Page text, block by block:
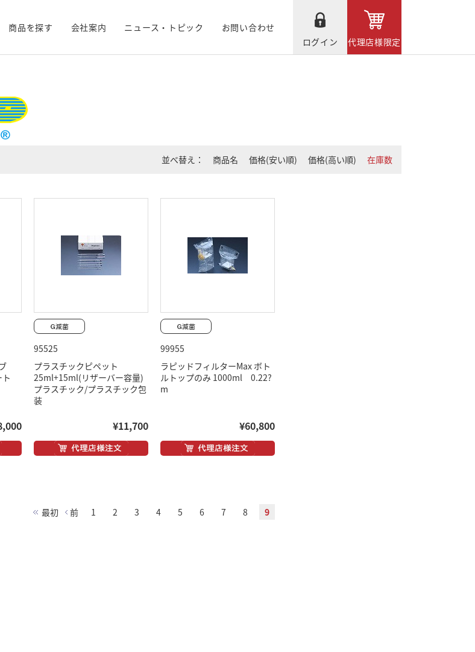
商品を探す 会社案内 ニュース・トピック
お問い合わせ
ログイン
代理店様限定
並べ替え： 商品名 価格(安い順) 価格(高い順) 在庫数
95525
プラスチックピペット
25ml+15ml(リザーバー容量)
プラスチック/プラスチック包
装
¥11,700
99955
ラピッドフィルターMax ボト
ルトップのみ 1000ml 0.22?
m
¥60,800
最初 前 1 2 3 4 5 6 7 8 9